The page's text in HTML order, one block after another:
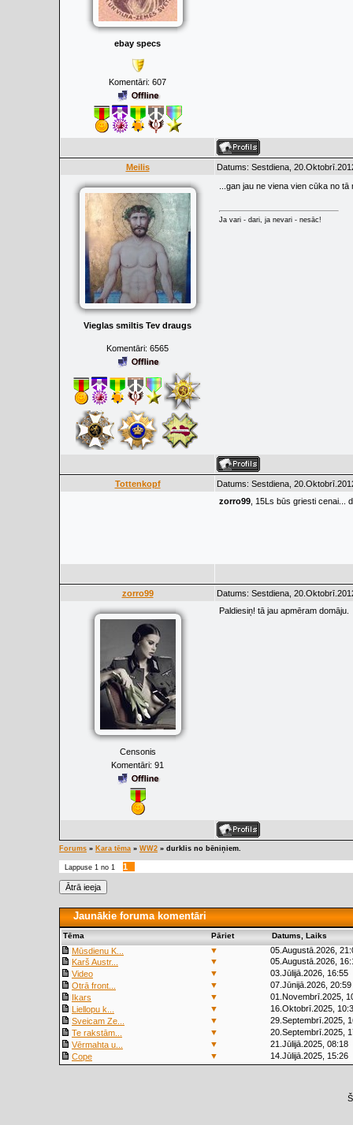
ebay specs
Komentāri: 607
Meilis Datums: Sestdiena,
Vieglas smiltis Tev draugs
Komentāri: 6565
...gan jau ne viena vien cūka no
Ja vari - dari, ja nevari - nesāc!
Tottenkopf
Datums: Sestdiena,
zorro99 , 15Ls būs griesti cenai...
zorro99 Datums: Sestdiena,
Censonis
Komentāri: 91
Paldiesiņ! tā jau apmēram domāju.
Forums » Kara tēma » WW2 » durklis no bēniņiem.
Lappuse 1 no 1 1
Jaunākie foruma komentāri
Tēma Pāriet Datums, Laiks
Mūsdienu K... ▼
05.Augustā.2026,
Karš Austr...
▼
05.Augustā.2026,
Video
▼
03.Jūlijā.2026, 16:55
Otrā front...
▼
07.Jūnijā.2026, 20:59
Ikars
▼
01.Novembrī.2025,
Liellopu k...
▼
16.Oktobrī.2025,
Sveicam Ze...
▼
29.Septembrī.2025,
Te rakstām...
▼
20.Septembrī.2025,
Vērmahta u...
▼
21.Jūlijā.2025, 08:18
Cope
▼ 14.Jūlijā.2025, 15:26